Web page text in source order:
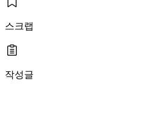
스크랩
작성글